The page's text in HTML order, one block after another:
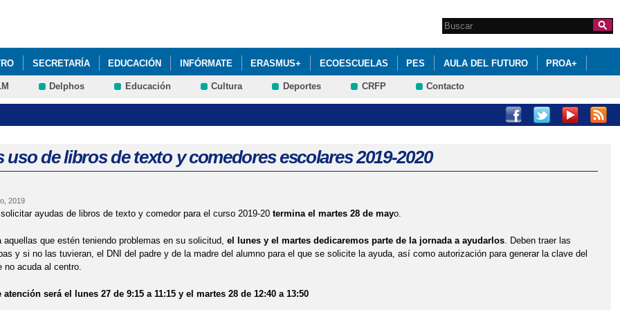
Formulario de
búsqueda
Search this site
SECRETARÍA EDUCACIÓN INFÓRMATE ERASMUS+ ECOESCUELAS PES AULA DEL FUTURO PROA+
STEAM+ AMPA LA ASUNCIÓN: RENOVACIÓN DE SU JUNTA DIRECTIVA
Y PADRES 2025-26: AULAS DE FAMILIA ABRIL 2026 EVALUACIÓN DEL ALUMNADO
Delphos Educación Cultura Deportes CRFP Contacto
uso de libros de texto y comedores escolares 2019-2020
2019
ayudas de libros de texto y comedor para el curso 2019-20 termina el martes 28 de mayo.
aquellas que estén teniendo problemas en su solicitud, el lunes y el martes dedicaremos parte de la jornada a ayudarlos. Deben traer las
y si no las tuvieran, el DNI del padre y de la madre del alumno para el que se solicite la ayuda, así como autorización para generar la clave del
no acuda al centro.
será el lunes 27 de 9:15 a 11:15 y el martes 28 de 12:40 a 13:50